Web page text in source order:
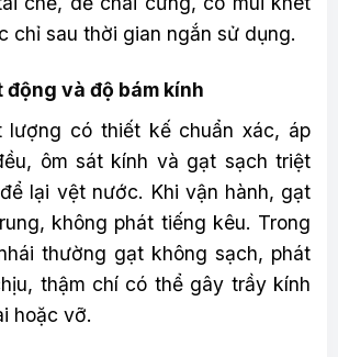
chỉ sau thời gian ngắn sử dụng.
động và độ bám kính
lượng có thiết kế chuẩn xác, áp
ôm sát kính và gạt sạch triệt
lại vệt nước. Khi vận hành, gạt
không phát tiếng kêu. Trong
thường gạt không sạch, phát
thậm chí có thể gây trầy kính
hoặc vỡ.